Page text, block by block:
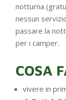
notturna
nessun
passare la
per i camper.
COSA
vivere in